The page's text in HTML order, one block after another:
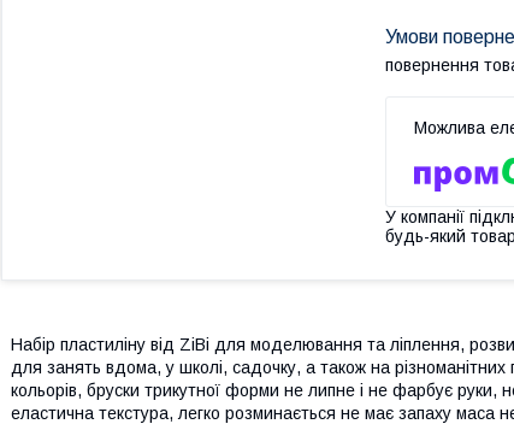
повернення
У компанії
будь-який
Набір пластиліну від ZiBi для моделювання та ліплення,
для занять вдома, у школі, садочку, а також на
кольорів, бруски трикутної форми не липне і не фарбує руки,
еластична текстура, легко розминається не має запаху маса